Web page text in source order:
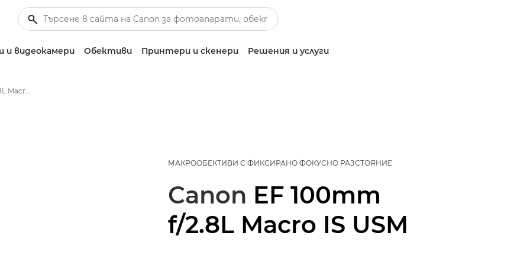
видеокамери Обективи Принтери и скенери Решения и услуги
Canon EF 100mm f/2.8L Macro IS USM - Обективи – обективи за фотоапарати
МАКРООБЕКТИВИ С ФИКСИРАНО ФОКУСНО РАЗСТОЯНИЕ
Canon EF 100mm
f/2.8L Macro IS USM